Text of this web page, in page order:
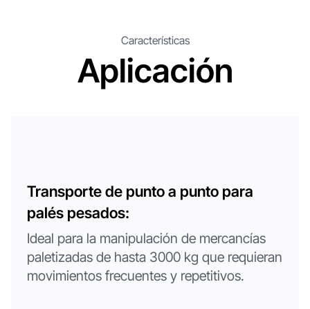
Características
Aplicación
Transporte de punto a punto para
palés pesados:
Ideal para la manipulación de mercancías
paletizadas de hasta 3000 kg que requieran
movimientos frecuentes y repetitivos.